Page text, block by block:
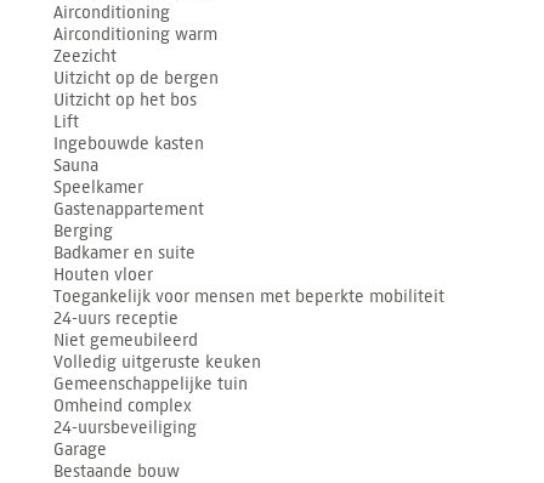
Airconditioning
Airconditioning warm
Zeezicht
Uitzicht op de bergen
Uitzicht op het bos
Lift
Ingebouwde kasten
Sauna
Speelkamer
Gastenappartement
Berging
Badkamer en suite
Houten vloer
Toegankelijk voor mensen met beperkte mobiliteit
24-uurs receptie
Niet gemeubileerd
Volledig uitgeruste keuken
Gemeenschappelijke tuin
Omheind complex
24-uursbeveiliging
Garage
Bestaande bouw